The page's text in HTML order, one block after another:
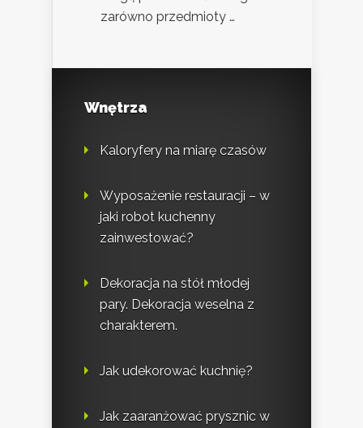
zarówno przedmioty …
Wnętrza
Kaloryfery na miarę czasów
Wyposażenie restauracji – w
jaki robot kuchenny
zainwestować?
Dekoracja na stół młodej
pary. Dekoracja weselna z
charakterem.
Jak udekorować kuchnię?
Jak zaaranżować prysznic w